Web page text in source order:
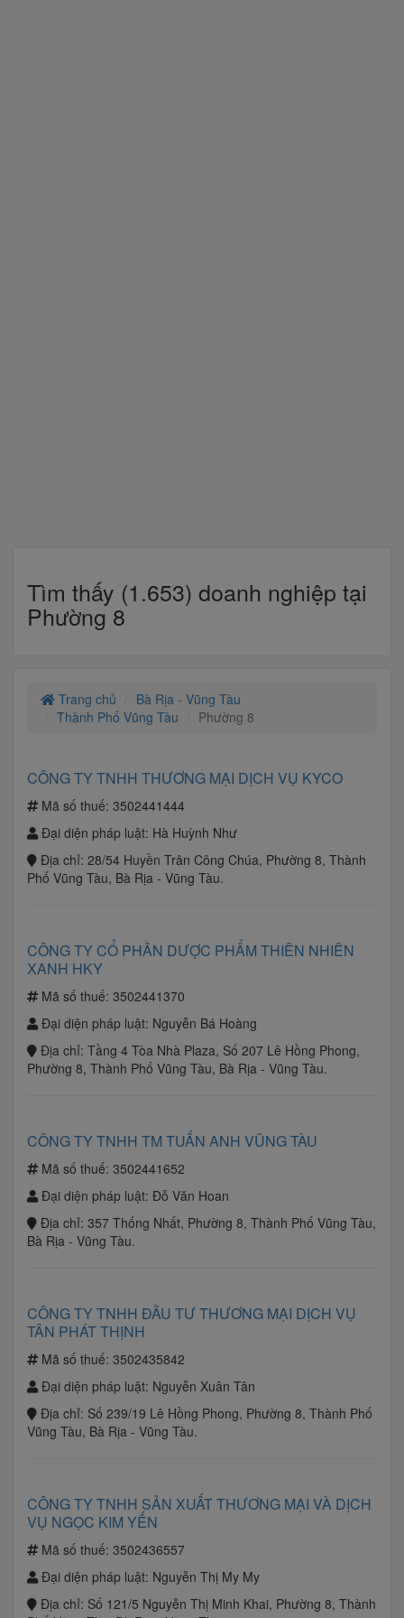
Tìm thấy (1.653) doanh nghiệp tại
Phường 8
Trang chủ
Bà Rịa - Vũng Tàu
Thành Phố Vũng Tàu
Phường 8
CÔNG TY TNHH THƯƠNG MẠI DỊCH VỤ KYCO
Mã số thuế: 3502441444
Đại diện pháp luật: Hà Huỳnh Như
Địa chỉ: 28/54 Huyền Trân Công Chúa, Phường 8, Thành
Phố Vũng Tàu, Bà Rịa - Vũng Tàu.
CÔNG TY CỔ PHẦN DƯỢC PHẨM THIÊN NHIÊN
XANH HKY
Mã số thuế: 3502441370
Đại diện pháp luật: Nguyễn Bá Hoàng
Địa chỉ: Tầng 4 Tòa Nhà Plaza, Số 207 Lê Hồng Phong,
Phường 8, Thành Phố Vũng Tàu, Bà Rịa - Vũng Tàu.
CÔNG TY TNHH TM TUẤN ANH VŨNG TÀU
Mã số thuế: 3502441652
Đại diện pháp luật: Đỗ Văn Hoan
Địa chỉ: 357 Thống Nhất, Phường 8, Thành Phố Vũng Tàu,
Bà Rịa - Vũng Tàu.
CÔNG TY TNHH ĐẦU TƯ THƯƠNG MẠI DỊCH VỤ
TÂN PHÁT THỊNH
Mã số thuế: 3502435842
Đại diện pháp luật: Nguyễn Xuân Tân
Địa chỉ: Số 239/19 Lê Hồng Phong, Phường 8, Thành Phố
Vũng Tàu, Bà Rịa - Vũng Tàu.
CÔNG TY TNHH SẢN XUẤT THƯƠNG MẠI VÀ DỊCH
VỤ NGỌC KIM YẾN
Mã số thuế: 3502436557
Đại diện pháp luật: Nguyễn Thị My My
Địa chỉ: Số 121/5 Nguyễn Thị Minh Khai, Phường 8, Thành